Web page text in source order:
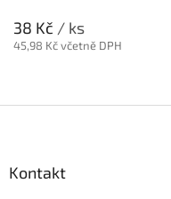
38 Kč / ks
45,98 Kč včetně DPH
Kontakt